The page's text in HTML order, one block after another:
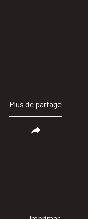
Plus de partage